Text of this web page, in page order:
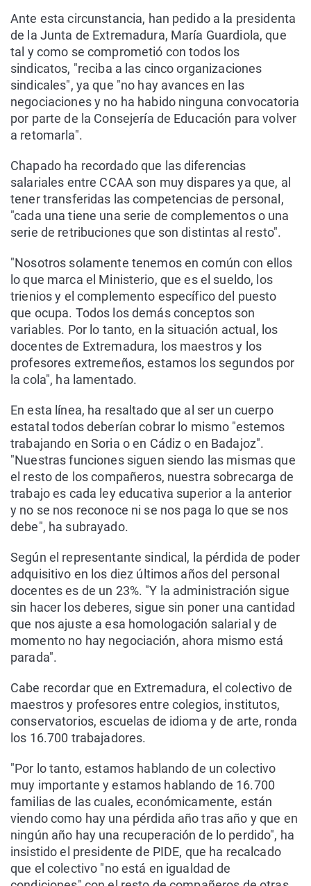
Ante esta circunstancia, han pedido a la presidenta
de la Junta de Extremadura, María Guardiola, que
tal y como se comprometió con todos los
sindicatos, "reciba a las cinco organizaciones
sindicales", ya que "no hay avances en las
negociaciones y no ha habido ninguna convocatoria
por parte de la Consejería de Educación para volver
a retomarla".
Chapado ha recordado que las diferencias
salariales entre CCAA son muy dispares ya que, al
tener transferidas las competencias de personal,
"cada una tiene una serie de complementos o una
serie de retribuciones que son distintas al resto".
"Nosotros solamente tenemos en común con ellos
lo que marca el Ministerio, que es el sueldo, los
trienios y el complemento específico del puesto
que ocupa. Todos los demás conceptos son
variables. Por lo tanto, en la situación actual, los
docentes de Extremadura, los maestros y los
profesores extremeños, estamos los segundos por
la cola", ha lamentado.
En esta línea, ha resaltado que al ser un cuerpo
estatal todos deberían cobrar lo mismo "estemos
trabajando en Soria o en Cádiz o en Badajoz".
"Nuestras funciones siguen siendo las mismas que
el resto de los compañeros, nuestra sobrecarga de
trabajo es cada ley educativa superior a la anterior
y no se nos reconoce ni se nos paga lo que se nos
debe", ha subrayado.
Según el representante sindical, la pérdida de poder
adquisitivo en los diez últimos años del personal
docentes es de un 23%. "Y la administración sigue
sin hacer los deberes, sigue sin poner una cantidad
que nos ajuste a esa homologación salarial y de
momento no hay negociación, ahora mismo está
parada".
Cabe recordar que en Extremadura, el colectivo de
maestros y profesores entre colegios, institutos,
conservatorios, escuelas de idioma y de arte, ronda
los 16.700 trabajadores.
"Por lo tanto, estamos hablando de un colectivo
muy importante y estamos hablando de 16.700
familias de las cuales, económicamente, están
viendo como hay una pérdida año tras año y que en
ningún año hay una recuperación de lo perdido", ha
insistido el presidente de PIDE, que ha recalcado
que el colectivo "no está en igualdad de